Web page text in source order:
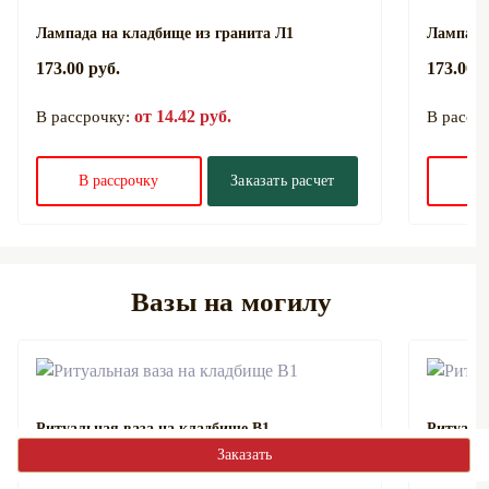
Заказать
Лампада на кладбище из гранита Л1
173.00 руб.
В рассрочку: от 14.42 руб.
В рассрочку Заказать расчет
173.00
В
Вазы на могилу
Ритуальная ваза на кладбище В1